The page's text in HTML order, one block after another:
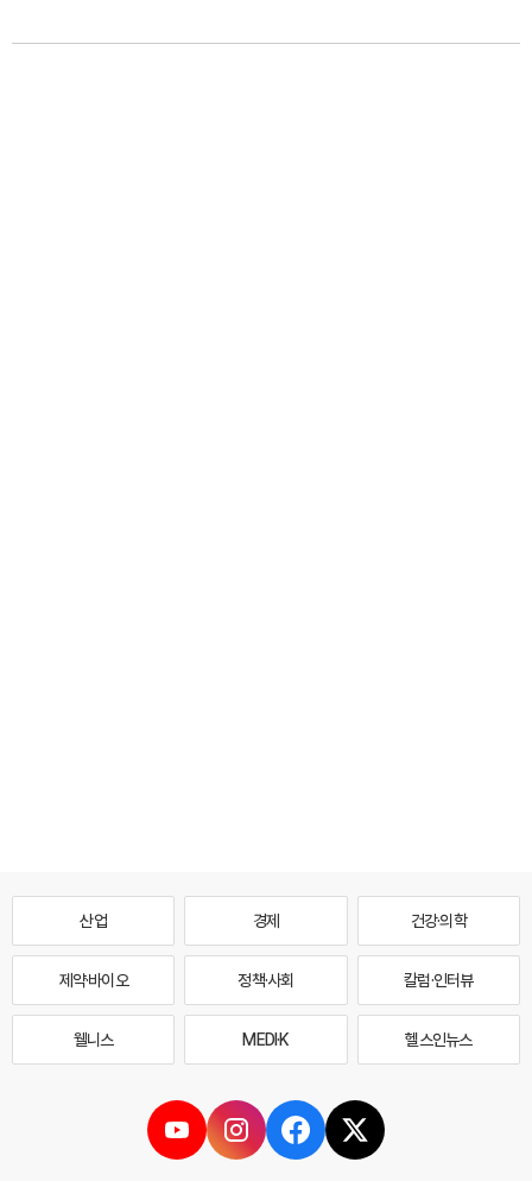
산업 경제 건강·의학
제약·바이오 정책·사회 칼럼·인터뷰
웰니스 MEDI·K 헬스인뉴스